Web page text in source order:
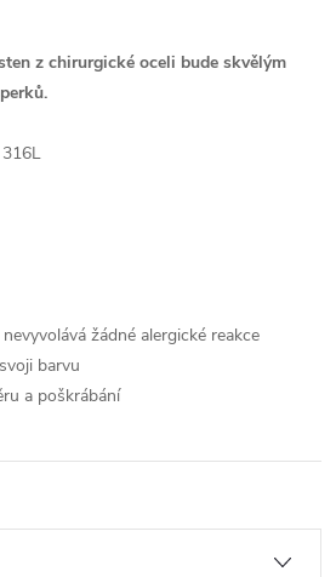
z chirurgické oceli bude skvělým
žádné alergické reakce
barvu
a poškrábání